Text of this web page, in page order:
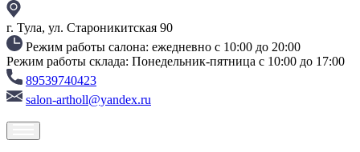
г. Тула, ул. Староникитская 90
Режим работы салона: ежедневно с 10:00 до 20:00
Режим работы склада: Понедельник-пятница с 10:00 до 17:00
89539740423
salon-artholl@yandex.ru